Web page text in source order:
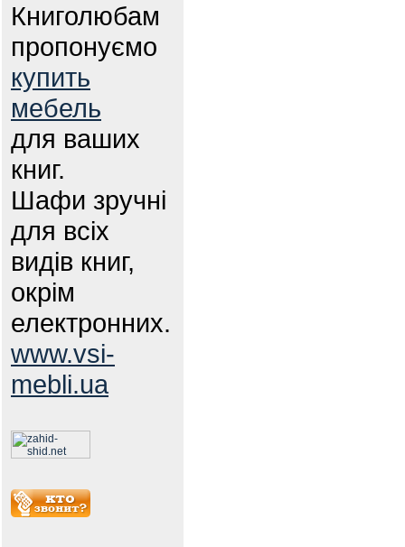
Книголюбам
пропонуємо
купить
мебель
для ваших
книг.
Шафи зручні
для всіх
видів книг,
окрім
електронних.
www.vsi-
mebli.ua